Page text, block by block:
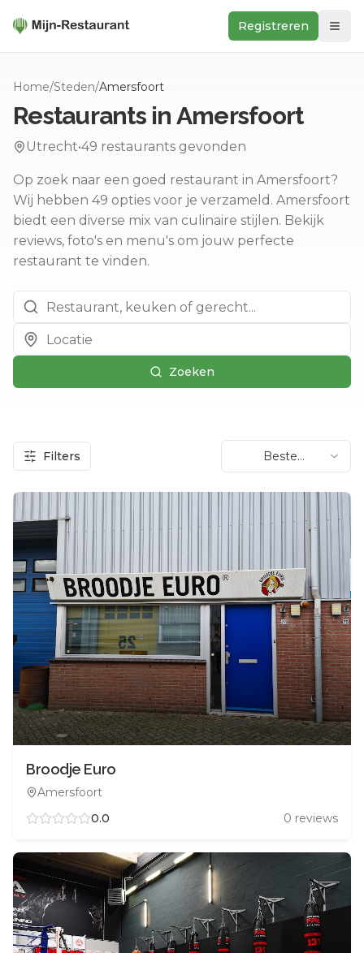
Registreren
In de buurt
Ontdek
Keukens
Foodwall
Reviews
Home/Steden/Amersfoort
Restaurants in Amersfoort
Utrecht•49 restaurants gevonden
Op zoek naar een goed restaurant in Amersfoort?
Wij hebben 49 opties voor je verzameld. Amersfoort
biedt een diverse mix van culinaire stijlen. Bekijk
reviews, foto's en menu's om jouw perfecte
restaurant te vinden.
Zoeken
Filters
Beste
beoordeling
Broodje Euro
Amersfoort
0.0
0 reviews